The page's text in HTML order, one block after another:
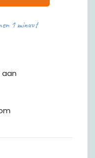
1 minuut
aan